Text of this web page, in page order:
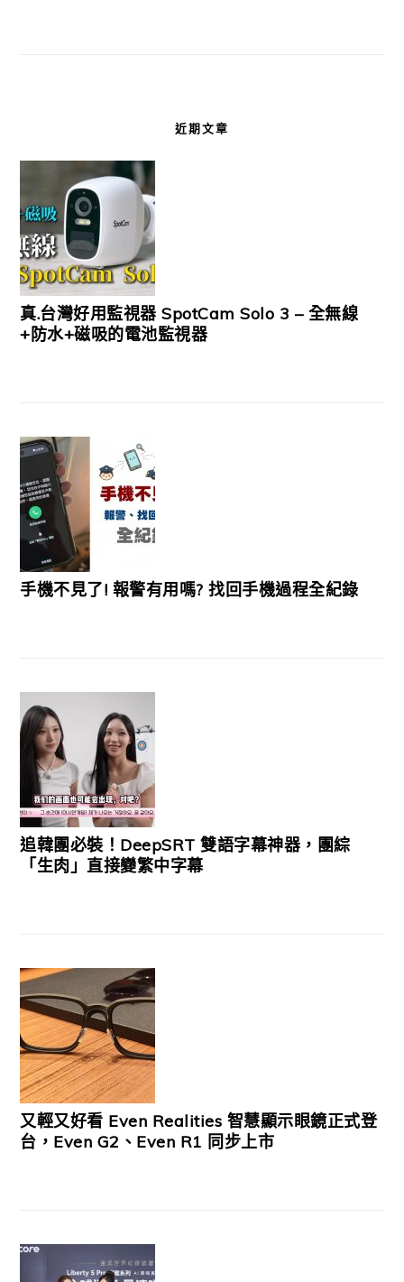
近期文章
真.台灣好用監視器 SpotCam Solo 3 – 全無線
+防水+磁吸的電池監視器
手機不見了! 報警有用嗎? 找回手機過程全紀錄
追韓團必裝！DeepSRT 雙語字幕神器，團綜
「生肉」直接變繁中字幕
又輕又好看 Even Realities 智慧顯示眼鏡正式登
台，Even G2、Even R1 同步上市